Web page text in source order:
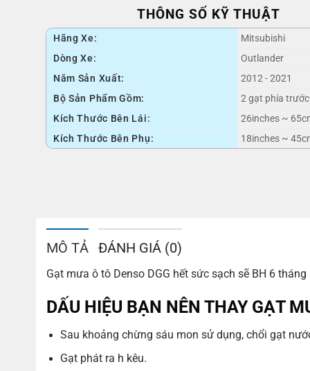
THÔNG SỐ KỸ THUẬT
Hãng Xe:
Mitsubishi
Dòng Xe:
Outlander
Năm Sản Xuất:
2012 - 2021
Bộ Sản Phẩm Gồm:
2 gạt phía trước
Kích Thước Bên Lái:
26inches ~
Kích Thước Bên Phụ:
18inches ~
MÔ TẢ ĐÁNH GIÁ (0)
Gạt mưa ô tô Denso DGG hết sức sạch sẽ BH 6
DẤU HIỆU BẠN NÊN THAY GẠT
Sau khoảng chừng sáu mon sử dụng, chổi gạt
Gạt phát ra h kêu.